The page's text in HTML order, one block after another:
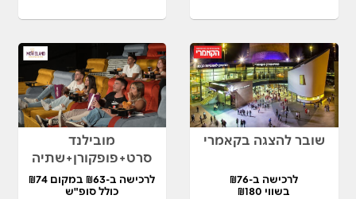
שובר להצגה בקאמרי
לרכישה ב-₪76
בשווי ₪180
מובילנד
סרט+פופקורן+שתיה
לרכישה ב-₪63 במקום ₪74
כולל סופ"ש